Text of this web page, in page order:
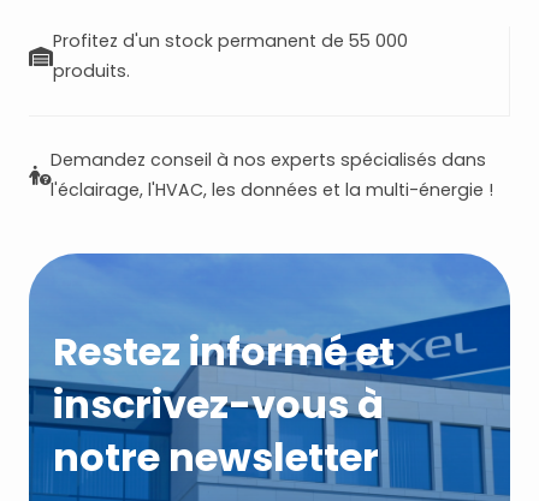
Profitez d'un stock permanent de 55 000
produits.
Demandez conseil à nos experts spécialisés dans
l'éclairage, l'HVAC, les données et la multi-énergie !
Restez informé et
inscrivez-vous à
notre newsletter